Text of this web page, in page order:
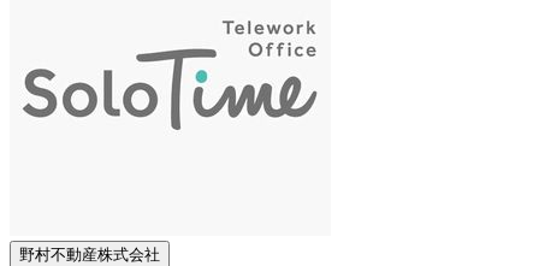
野村不動産株式会社